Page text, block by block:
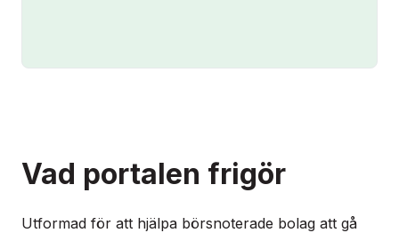
Vad portalen frigör
Utformad för att hjälpa börsnoterade bolag att gå